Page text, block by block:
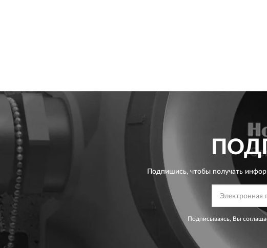
Подпишись, чтобы получать
Подписываясь, Вы